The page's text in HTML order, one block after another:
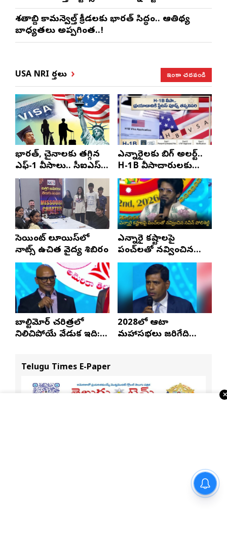
శతాబ్ది కామన్వెల్త్ క్రీడలకు భారత్ సిద్ధం.. ఆతిథ్య
బాధ్యతలు అప్పగింత..!
USA NRI వార్తలు ఇంకా చదవండి
భారత్, చైనాలకు తగ్గిన
ఎఫ్-1 వీసాలు.. సీఐఎస్
నివేదిక..!
ఎన్నారైలకు బిగ్ అలర్ట్..
H-1B వీసాదారులకు
ప్రయాణ సమయంలో
స్టేటస్ ప్రూఫ్స్ తప్పనిసరి..!
సెయింట్ లూయిస్‌లో
నాట్స్ ఉచిత వైద్య శిబిరం
ఎన్నారై కష్టాలపై
పంచ్‌లతో నవ్వించిన
నవీన్ పోలిశెట్టి
బాల్టిమోర్ చరిత్రలో
నిలిచిపోయే వేడుక ఇది:
2028లో ఆటా
మహాసభలు జరిగేది
Telugu Times E-Paper